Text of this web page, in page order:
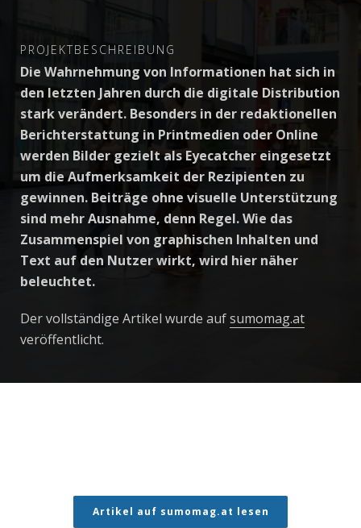
PROJEKTBESCHREIBUNG
Die Wahrnehmung von Informationen hat sich in
den letzten Jahren durch die digitale Distribution
stark verändert. Besonders in der redaktionellen
Berichterstattung in Printmedien oder Online
werden Bilder gezielt als Eyecatcher eingesetzt
um die Aufmerksamkeit der Rezipienten zu
gewinnen. Beiträge ohne visuelle Unterstützung
sind mehr Ausnahme, denn Regel. Wie das
Zusammenspiel von graphischen Inhalten und
Text auf den Nutzer wirkt, wird hier näher
beleuchtet.
Der vollständige Artikel wurde aufsumomag.at
veröffentlicht.
Artikel auf sumomag.at lesen